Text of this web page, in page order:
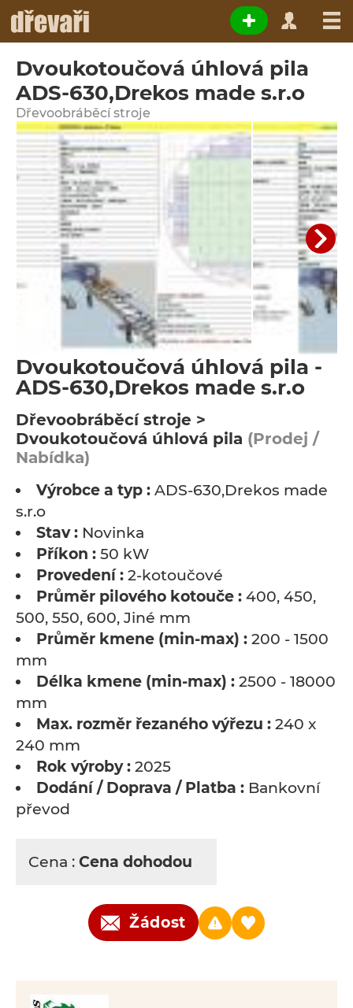
Dvoukotoučová úhlová pila
ADS-630,Drekos made s.r.o
Dřevoobráběcí stroje
Dvoukotoučová úhlová pila -
ADS-630,Drekos made s.r.o
Dřevoobráběcí stroje >
Dvoukotoučová úhlová pila (Prodej /
Nabídka)
Výrobce a typ : ADS-630,Drekos made
s.r.o
Stav : Novinka
Příkon : 50 kW
Provedení : 2-kotoučové
Průměr pilového kotouče : 400, 450,
500, 550, 600, Jiné mm
Průměr kmene (min-max) : 200 - 1500
mm
Délka kmene (min-max) : 2500 - 18000
mm
Max. rozměr řezaného výřezu : 240 x
240 mm
Rok výroby : 2025
Dodání / Doprava / Platba : Bankovní
převod
Cena : Cena dohodou
Žádost